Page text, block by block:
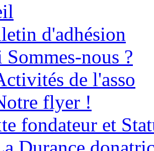
d'adhésion
Sommes-nous ?
de l'asso
flyer !
fondateur et